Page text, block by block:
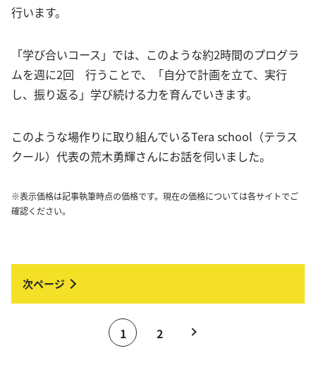
行います。
「学び合いコース」では、このような約2時間のプログラ
ムを週に2回 行うことで、「自分で計画を立て、実行
し、振り返る」学び続ける力を育んでいきます。
このような場作りに取り組んでいるTera school（テラス
クール）代表の荒木勇輝さんにお話を伺いました。
※表示価格は記事執筆時点の価格です。現在の価格については各サイトでご
確認ください。
1 2